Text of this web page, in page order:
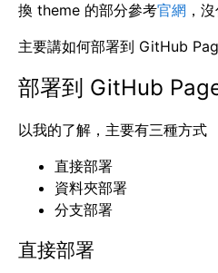
換 theme 的部分參考官網 ，
主要講如何部署到 GitHub
部署到 GitHub
以我的了解，主要有三種方式
直接部署
資料夾部署
分支部署
直接部署